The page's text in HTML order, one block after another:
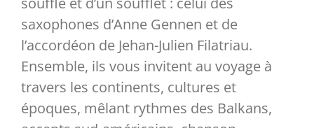
Partenaires
saxophones d’Anne Gennen et de
l’accordéon de Jehan-Julien Filatriau.
Ensemble, ils vous invitent au voyage à
travers les continents, cultures et
époques, mêlant rythmes des Balkans,